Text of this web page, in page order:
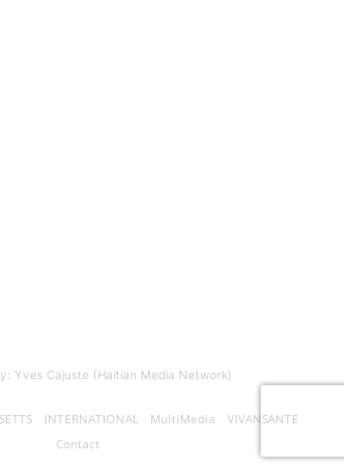
Yves Cajuste (Haitian Media Network)
INTERNATIONAL MultiMedia
VIVANSANTE
Contact